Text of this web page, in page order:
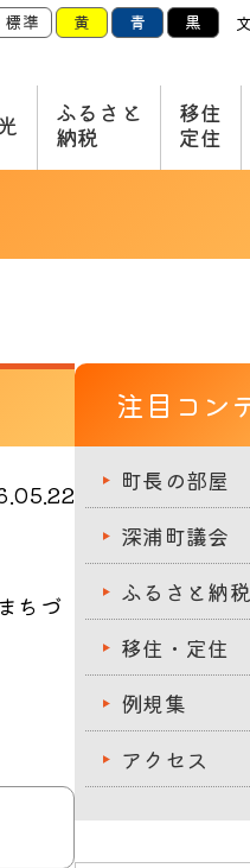
標準 黄 青 黒
ふるさと
納税
移住
定住
ちづ
注目コン
町長の部屋
深浦町議会
ふるさと納税
移住・定住
例規集
アクセス